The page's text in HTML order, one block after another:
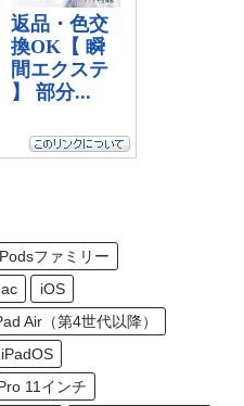
ファミリー
iOS
Air（第4世代以降）
iPadOS
11インチ